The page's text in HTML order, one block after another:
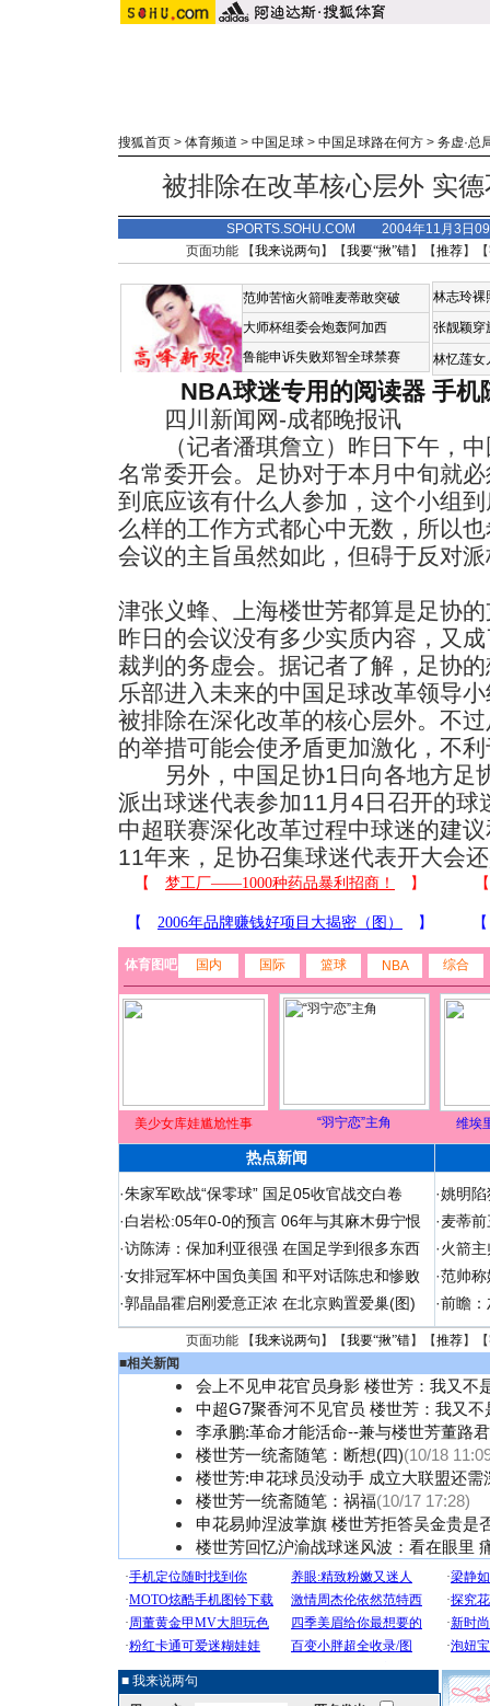
搜狐首页 > 体育频道 > 中国足球 > 中国足球路在何方 > 务虚·总
被排除在改革核心层外 实
SPORTS.SOHU.COM 2004年11月3日
页面功能 【我来说两句 】【我要“揪”错】【推荐】
范帅苦恼火箭唯麦蒂敢突破
大师杯组委会炮轰阿加西
鲁能申诉失败郑智全球禁赛
林志玲裸
张靓颖穿
林忆莲女
NBA球迷专用的阅读器 手机
四川新闻网-成都晚报讯
（记者潘琪詹立）昨日下午，中
名常委开会。足协对于本月中旬就
到底应该有什么人参加，这个小组
么样的工作方式都心中无数，所以
会议的主旨虽然如此，但碍于反对
津张义蜂、上海楼世芳都算是足协
昨日的会议没有多少实质内容，又
裁判的务虚会。据记者了解，足协
乐部进入未来的中国足球改革领导
被排除在深化改革的核心层外。不
的举措可能会使矛盾更加激化，不
另外，中国足协1日向各地方足
派出球迷代表参加11月4日召开的球
中超联赛深化改革过程中球迷的建
11年来，足协召集球迷代表开大会
体育图吧 国内 国际 篮球 NBA 综合
美少女库娃尴尬性事 “羽宁恋”主角 维埃
热点新闻
·朱家军欧战“保零球” 国足05收官战交白卷
·白岩松:05年0-0的预言 06年与其麻木毋宁恨
·访陈涛：保加利亚很强 在国足学到很多东西
·女排冠军杯中国负美国 和平对话陈忠和惨败
·郭晶晶霍启刚爱意正浓 在北京购置爱巢(图)
·姚明
·麦蒂
·火箭
·范帅
·前瞻
页面功能 【我来说两句 】【我要“揪”错】【推荐】
■相关新闻
会上不见申花官员身影 楼世芳：我又不
中超G7聚香河不见官员 楼世芳：我又不
李承鹏:革命才能活命--兼与楼世芳董路
楼世芳一统斋随笔：断想(四)(10/18
楼世芳:申花球员没动手 成立大联盟还需
楼世芳一统斋随笔：祸福(10/17 17:28)
申花易帅涅波掌旗 楼世芳拒答吴金贵是
楼世芳回忆沪渝战球迷风波：看在眼里
■ 我来说两句